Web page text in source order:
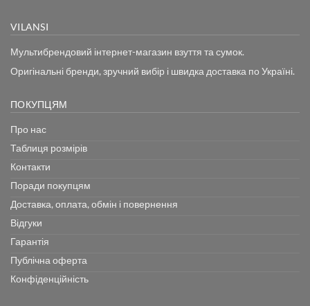
VILANSI
Мультибрендовий інтернет-магазин взуття та сумок.
Оригінальні бренди, зручний вибір і швидка доставка по Україні.
ПОКУПЦЯМ
Про нас
Таблиця розмірів
Контакти
Поради покупцям
Доставка, оплата, обмін і повернення
Відгуки
Гарантія
Публічна оферта
Конфіденційність